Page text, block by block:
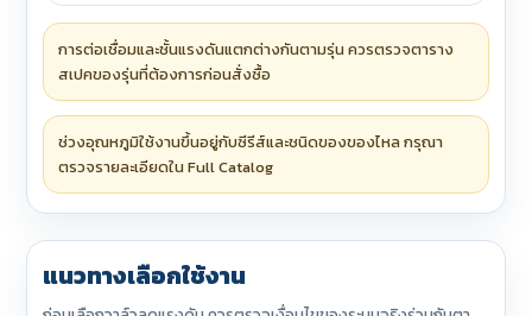
การต่อเชื่อมและชั้นแรงดันแตกต่างกันตามรุ่น ควรตรวจตาราง
สเปคของรุ่นที่ต้องการก่อนสั่งซื้อ
ช่วงอุณหภูมิใช้งานขึ้นอยู่กับซีรีส์และชนิดของของไหล กรุณา
ตรวจรายละเอียดใน Full Catalog
แนวทางเลือกใช้งาน